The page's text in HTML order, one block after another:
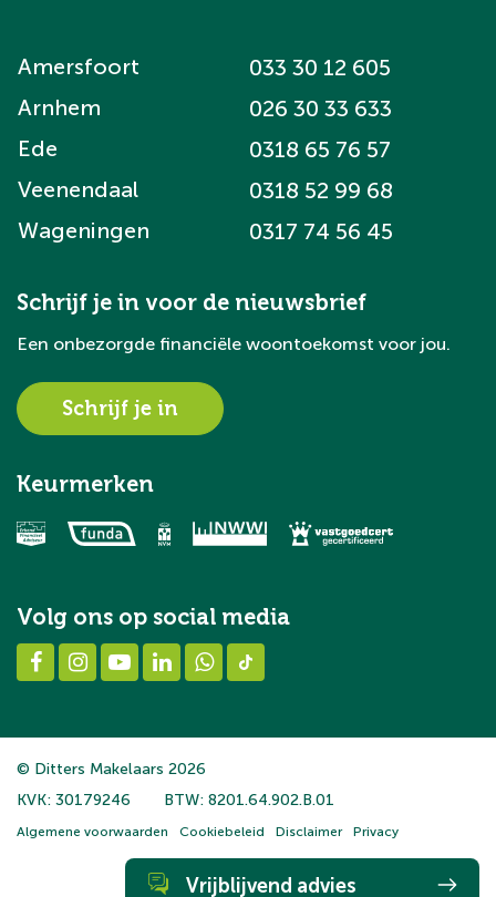
Amersfoort
033 30 12 605
Arnhem
026 30 33 633
Ede
0318 65 76 57
Veenendaal
0318 52 99 68
Wageningen
0317 74 56 45
Schrijf je in voor de nieuwsbrief
Een onbezorgde financiële woontoekomst voor jou.
Schrijf je in
Keurmerken
Volg ons op social media
Vrijblijvend advies
© Ditters Makelaars 2026
KVK: 30179246
BTW: 8201.64.902.B.01
Algemene voorwaarden Cookiebeleid Disclaimer Privacy